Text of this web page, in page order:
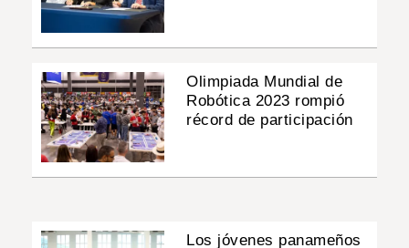
Olimpiada Mundial de
Robótica 2023 rompió
récord de participación
Los jóvenes panameños